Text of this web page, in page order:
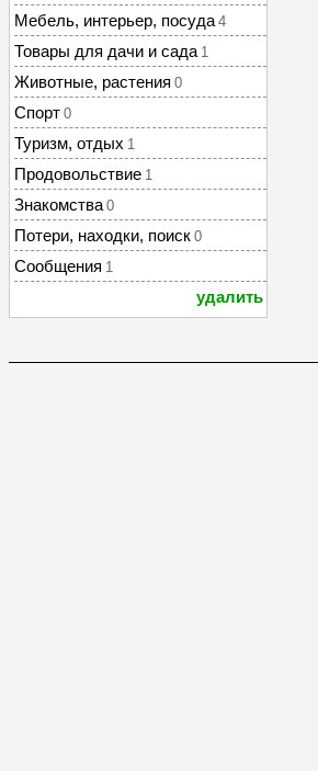
Мебель, интерьер, посуда 4
Товары для дачи и сада 1
Животные, растения 0
Спорт 0
Туризм, отдых 1
Продовольствие 1
Знакомства 0
Потери, находки, поиск 0
Сообщения 1
удалить